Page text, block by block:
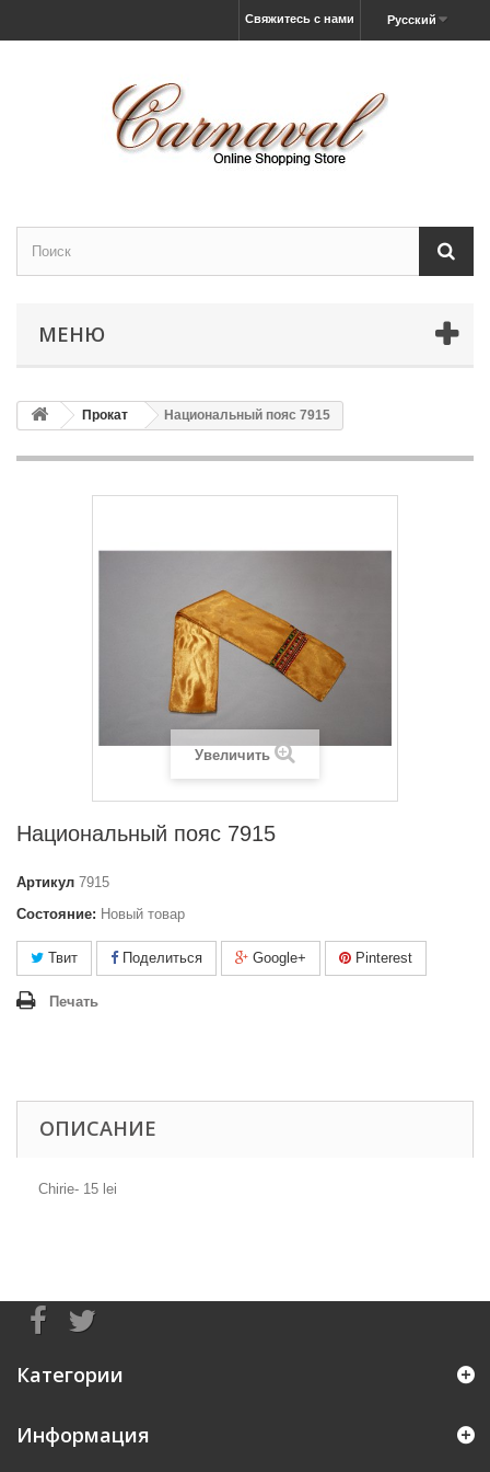
Русский
Свяжитесь с нами
МЕНЮ
Прокат Национальный пояс 7915
Увеличить
Национальный пояс 7915
Артикул 7915
Состояние: Новый товар
Твит Поделиться Google+ Pinterest
Печать
ОПИСАНИЕ
Chirie- 15 lei
Категории
Информация